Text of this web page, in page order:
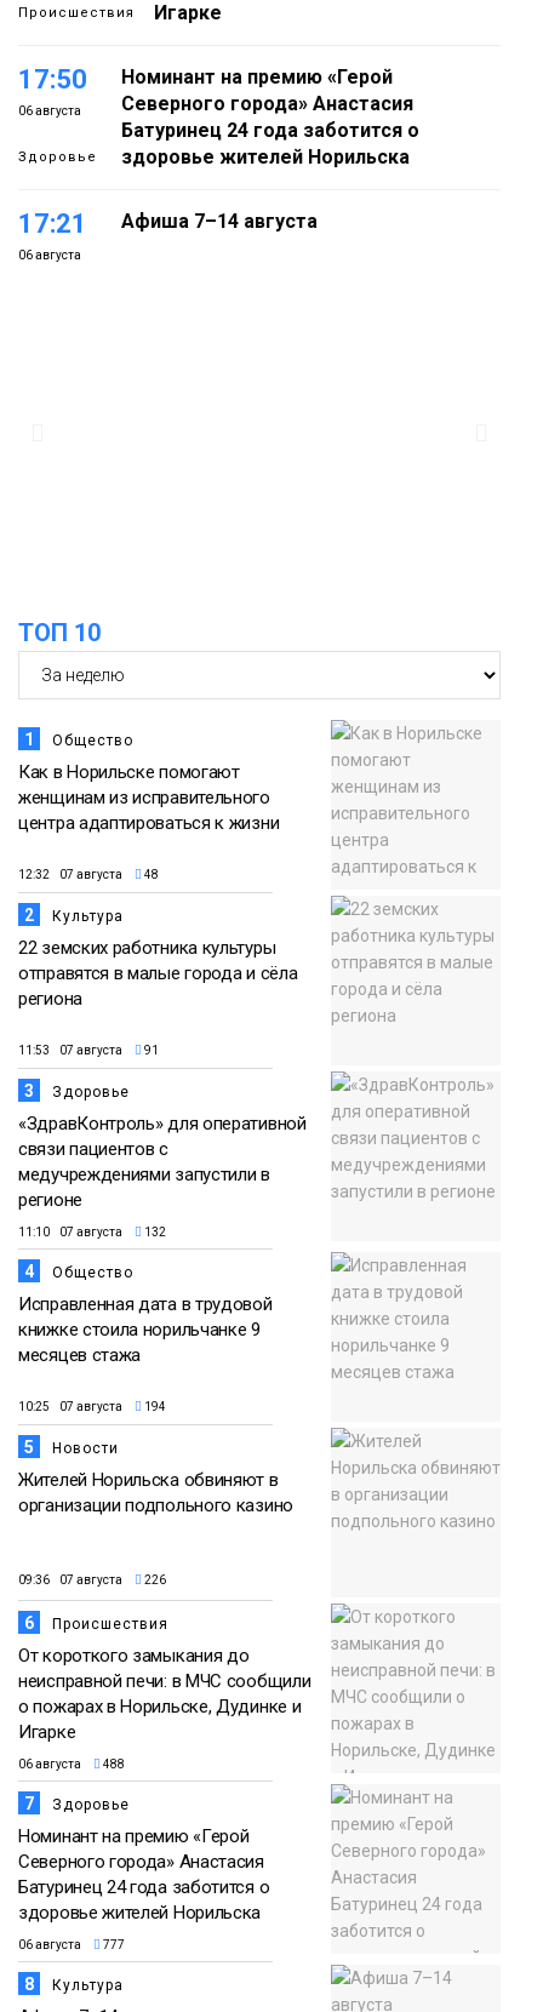
Происшествия
Игарке
17:50
06 августа
Здоровье
Номинант на премию «Герой
Северного города» Анастасия
Батуринец 24 года заботится о
здоровье жителей Норильска
17:21
06 августа
Афиша 7–14 августа
ТОП 10
1 Общество
Как в Норильске помогают
женщинам из исправительного
центра адаптироваться к жизни
12:32 07 августа 48
2 Культура
22 земских работника культуры
отправятся в малые города и сёла
региона
11:53 07 августа 91
3 Здоровье
«ЗдравКонтроль» для оперативной
связи пациентов с
медучреждениями запустили в
регионе
11:10 07 августа 132
4 Общество
Исправленная дата в трудовой
книжке стоила норильчанке 9
месяцев стажа
10:25 07 августа 194
5 Новости
Жителей Норильска обвиняют в
организации подпольного казино
09:36 07 августа 226
6 Происшествия
От короткого замыкания до
неисправной печи: в МЧС сообщили
о пожарах в Норильске, Дудинке и
Игарке
06 августа 488
7 Здоровье
Номинант на премию «Герой
Северного города» Анастасия
Батуринец 24 года заботится о
здоровье жителей Норильска
06 августа 777
8 Культура